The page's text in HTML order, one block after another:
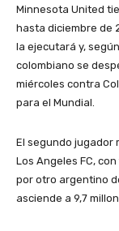
Minnesota United
hasta diciembre de
la ejecutará y,
colombiano se
miércoles contra
para el Mundial.
El segundo jugador
Los Angeles FC,
por otro argentino
asciende a 9,7